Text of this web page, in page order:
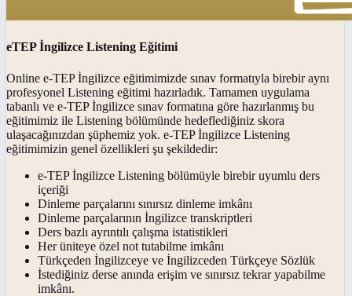
eTEP İngilizce Listening Eğitimi
Online e-TEP İngilizce eğitimimizde sınav formatıyla birebir aynı
profesyonel Listening eğitimi hazırladık. Tamamen uygulama
tabanlı ve e-TEP İngilizce sınav formatına göre hazırlanmış bu
eğitimimiz ile Listening bölümünde hedeflediğiniz skora
ulaşacağınızdan şüphemiz yok. e-TEP İngilizce Listening
eğitimimizin genel özellikleri şu şekildedir:
e-TEP İngilizce Listening bölümüyle birebir uyumlu ders
içeriği
Dinleme parçalarını sınırsız dinleme imkânı
Dinleme parçalarının İngilizce transkriptleri
Ders bazlı ayrıntılı çalışma istatistikleri
Her üniteye özel not tutabilme imkânı
Türkçeden İngilizceye ve İngilizceden Türkçeye Sözlük
İstediğiniz derse anında erişim ve sınırsız tekrar yapabilme
imkânı.